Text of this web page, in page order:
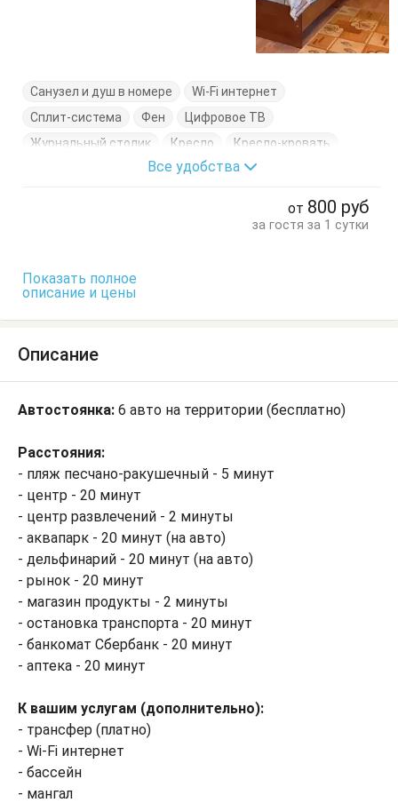
Санузел и душ в номере
Wi-Fi интернет
Сплит-система
Фен
Цифровое ТВ
Журнальный столик
Кресло
Кресло-кровать
Кровати односпальные
Кровать двуспальная
Все удобства
от 800 руб
за гостя за 1 сутки
Показать полное
описание и цены
Описание
Автостоянка: 6 авто на территории (бесплатно)
Расстояния:
- пляж песчано-ракушечный - 5 минут
- центр - 20 минут
- центр развлечений - 2 минуты
- аквапарк - 20 минут (на авто)
- дельфинарий - 20 минут (на авто)
- рынок - 20 минут
- магазин продукты - 2 минуты
- остановка транспорта - 20 минут
- банкомат Сбербанк - 20 минут
- аптека - 20 минут
К вашим услугам (дополнительно):
- трансфер (платно)
- Wi-Fi интернет
- бассейн
- мангал